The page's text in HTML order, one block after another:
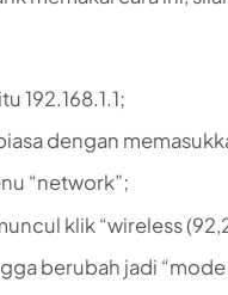
192.168.1.1;
dengan
“network”;
klik “wireless
berubah jadi “mode